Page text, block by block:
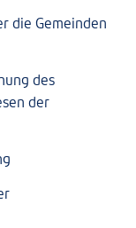
die Gemeinden
des
der